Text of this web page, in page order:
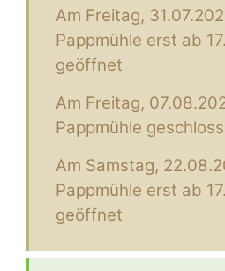
Am Freitag,
Pappmühle erst ab
geöffnet
Am Freitag,
Pappmühle
Am Samstag,
Pappmühle erst ab
geöffnet